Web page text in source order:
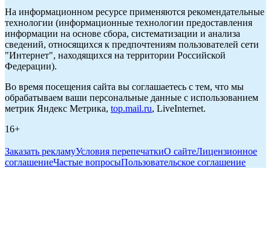
На информационном ресурсе применяются рекомендательные
технологии (информационные технологии предоставления
информации на основе сбора, систематизации и анализа
сведений, относящихся к предпочтениям пользователей сети
"Интернет", находящихся на территории Российской
Федерации).
Во время посещения сайта вы соглашаетесь с тем, что мы
обрабатываем ваши персональные данные с использованием
метрик Яндекс Метрика, top.mail.ru, LiveInternet.
16+
Заказать рекламуУсловия перепечаткиО сайтеЛицензионное
соглашениеЧастые вопросыПользовательское соглашение